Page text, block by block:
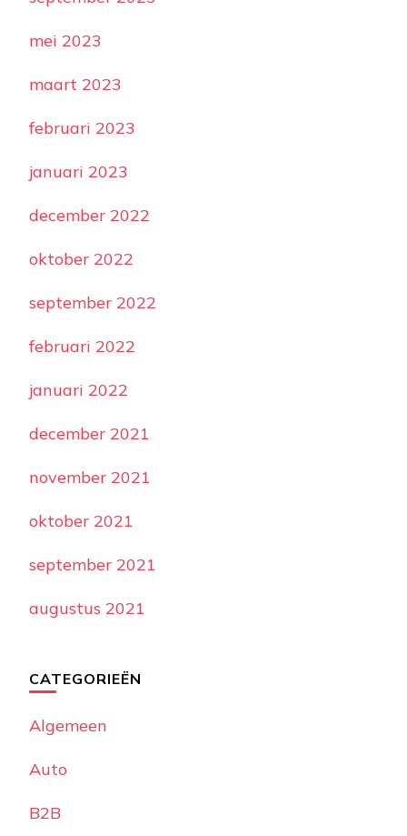
mei 2023
maart 2023
februari 2023
januari 2023
december 2022
oktober 2022
september 2022
februari 2022
januari 2022
december 2021
november 2021
oktober 2021
september 2021
augustus 2021
CATEGORIEËN
Algemeen
Auto
B2B